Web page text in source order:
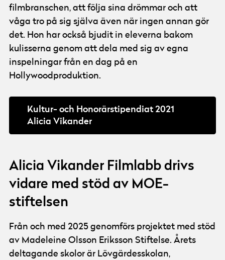
filmbranschen, att följa sina drömmar och att
våga tro på sig själva även när ingen annan gör
det. Hon har också bjudit in eleverna bakom
kulisserna genom att dela med sig av egna
inspelningar från en dag på en
Hollywoodproduktion.
Kultur- och Honorärstipendiat 2021
Alicia Vikander
Alicia Vikander Filmlabb drivs
vidare med stöd av MOE-
stiftelsen
Från och med 2025 genomförs projektet med stöd
av Madeleine Olsson Eriksson Stiftelse. Årets
deltagande skolor är Lövgärdesskolan,